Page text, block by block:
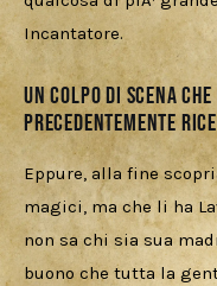
Incantatore.
Un colpo di scena
precedentemente
Eppure, alla fine
magici, ma che li ha
non sa chi sia sua
buono che tutta la